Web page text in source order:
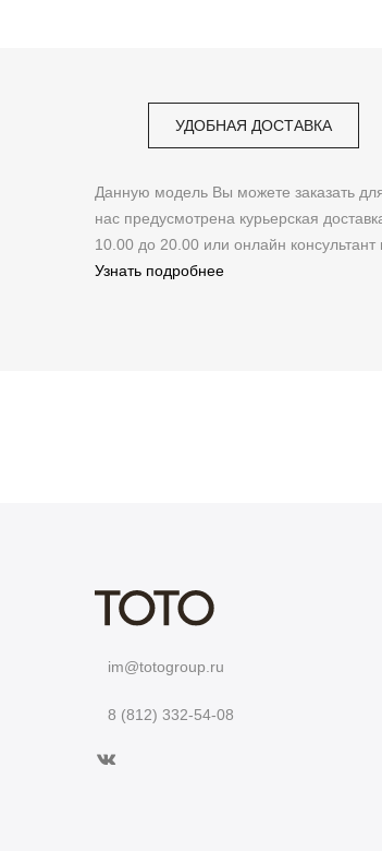
УДОБНАЯ ДОСТАВКА
Данную модель Вы можете заказать
нас предусмотрена курьерская
10.00 до 20.00 или онлайн консультант
Узнать подробнее
im@totogroup.ru
8 (812) 332-54-08